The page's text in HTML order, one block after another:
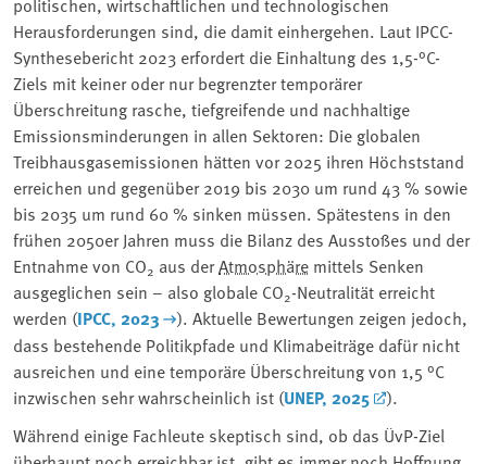
Herausforderungen sind, die damit einhergehen. Laut IPCC-
Synthesebericht 2023 erfordert die Einhaltung des 1,5-°C-
Ziels mit keiner oder nur begrenzter temporärer
Überschreitung rasche, tiefgreifende und nachhaltige
Emissionsminderungen in allen Sektoren: Die globalen
Treibhausgasemissionen hätten vor 2025 ihren Höchststand
erreichen und gegenüber 2019 bis 2030 um rund 43 % sowie
bis 2035 um rund 60 % sinken müssen. Spätestens in den
frühen 2050er Jahren muss die Bilanz des Ausstoßes und der
Entnahme von CO2 aus derAtmosphäre mittels Senken
ausgeglichen sein – also globale CO2-Neutralität erreicht
werden (IPCC, 2023
). Aktuelle Bewertungen zeigen jedoch,
dass bestehende Politikpfade und Klimabeiträge dafür nicht
ausreichen und eine temporäre Überschreitung von 1,5 °C
inzwischen sehr wahrscheinlich ist (UNEP, 2025
).
Während einige Fachleute skeptisch sind, ob das ÜvP-Ziel